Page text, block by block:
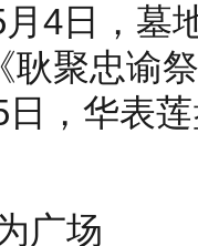
4日，墓
耿聚忠谕
，华表
广场